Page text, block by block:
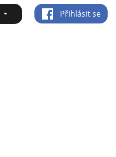
Přihlásit se